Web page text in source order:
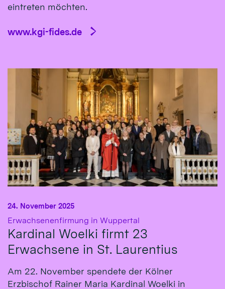
eintreten möchten.
www.kgi-fides.de
Erwachsenenfirmung in Wuppertal
Kardinal Woelki firmt 23
Erwachsene in St. Laurentius
24. November 2025
Am 22. November spendete der Kölner
Erzbischof Rainer Maria Kardinal Woelki in